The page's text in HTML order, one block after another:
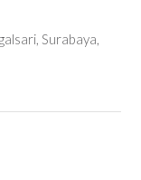
Surabaya,